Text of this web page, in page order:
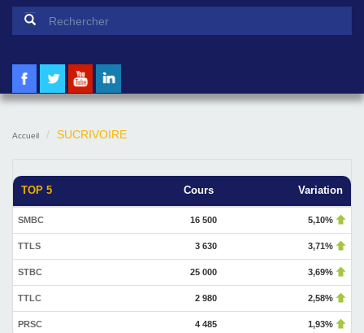
Formulaire de recherche
Accueil SUCRIVOIRE
TOP 5 Cours Variation
SMBC 16 500 5,10%
TTLS 3 630 3,71%
STBC 25 000 3,69%
TTLC 2 980 2,58%
PRSC 4 485 1,93%